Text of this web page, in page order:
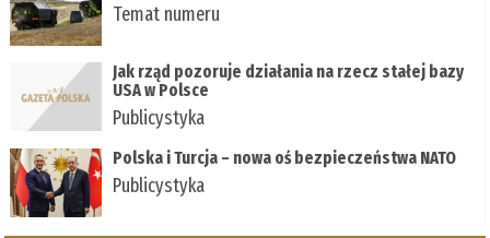
Temat numeru
Jak rząd pozoruje działania na rzecz stałej bazy
USA w Polsce
Publicystyka
Polska i Turcja – nowa oś bezpieczeństwa NATO
Publicystyka